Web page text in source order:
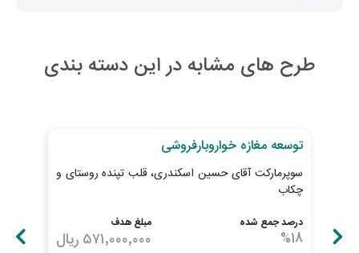
طرح های مشابه در این دسته بندی
توسعه مغازه خواروبارفروشی
سوپرمارکت آقای حسین اسکندری، قلب تپنده روستای و
چکاب
درصد جمع شده
%18
مبلغ هدف
۵۷۱٬۰۰۰٬۰۰۰ ریال